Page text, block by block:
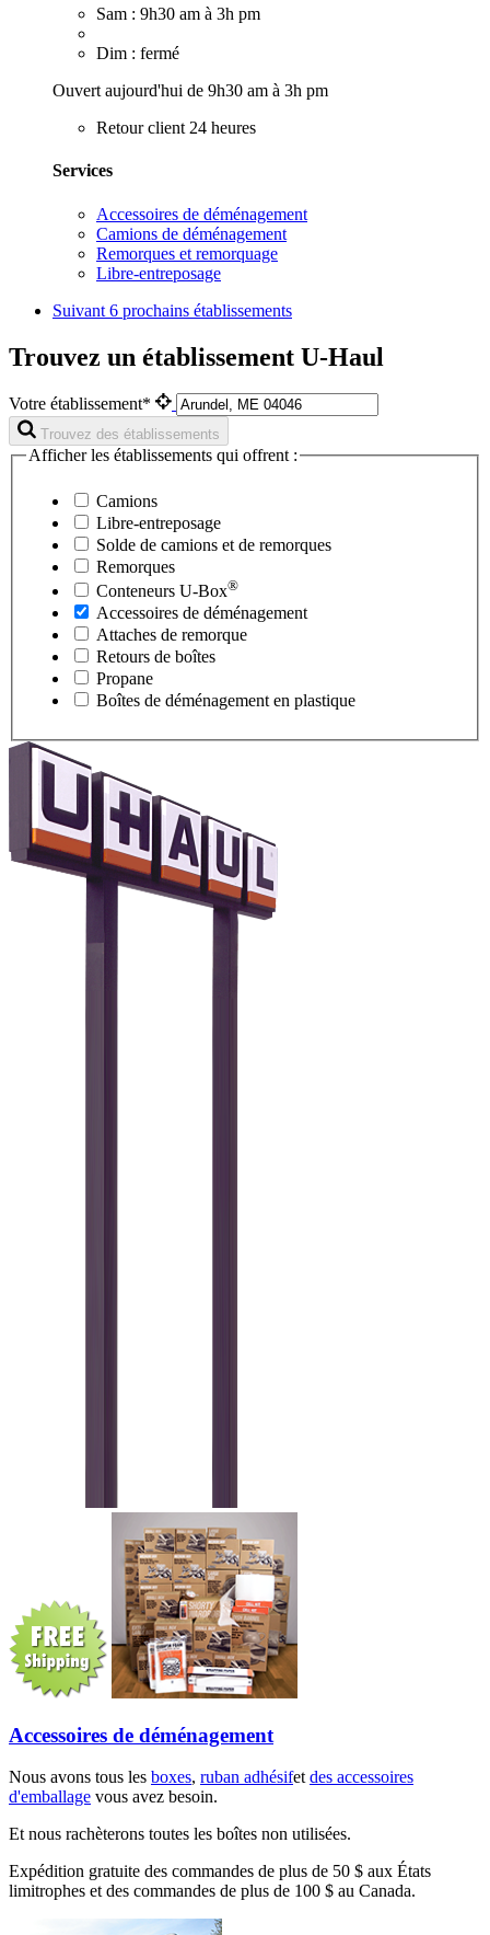
Sam : 9h30 am à 3h pm
Dim : fermé
Ouvert aujourd'hui de 9h30 am à 3h pm
Retour client 24 heures
Services
Accessoires de déménagement
Camions de déménagement
Remorques et remorquage
Libre-entreposage
Suivant 6 prochains établissements
Trouvez un établissement U-Haul
Votre établissement*
Trouvez des établissements
Afficher les établissements qui offrent :
Camions
Libre-entreposage
Solde de camions et de remorques
Remorques
Conteneurs U-Box®
Accessoires de déménagement
Attaches de remorque
Retours de boîtes
Propane
Boîtes de déménagement en plastique
Accessoires de déménagement
Nous avons tous les boxes, ruban adhésifetdes accessoires
d'emballage vous avez besoin.
Et nous rachèterons toutes les boîtes non utilisées.
Expédition gratuite des commandes de plus de 50 $ aux États
limitrophes et des commandes de plus de 100 $ au Canada.